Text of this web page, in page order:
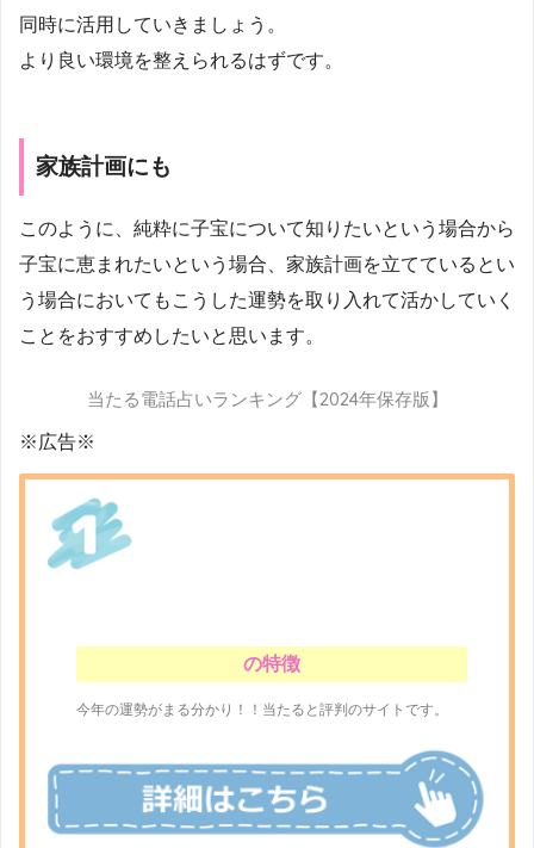
同時に活用していきましょう。
より良い環境を整えられるはずです。
家族計画にも
このように、純粋に子宝について知りたいという場合から
子宝に恵まれたいという場合、家族計画を立てているとい
う場合においてもこうした運勢を取り入れて活かしていく
ことをおすすめしたいと思います。
当たる電話占いランキング【2024年保存版】
※広告※
の特徴
今年の運勢がまる分かり！！当たると評判のサイトです。